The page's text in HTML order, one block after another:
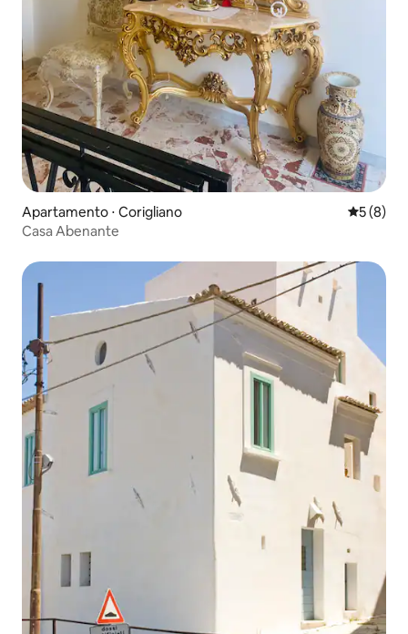
Apartamento ⋅ Corigliano 5 de
5 (8)
Casa Abenante